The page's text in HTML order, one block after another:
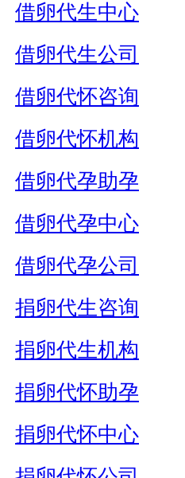
借卵代生中心
借卵代生公司
借卵代怀咨询
借卵代怀机构
借卵代孕助孕
借卵代孕中心
借卵代孕公司
捐卵代生咨询
捐卵代生机构
捐卵代怀助孕
捐卵代怀中心